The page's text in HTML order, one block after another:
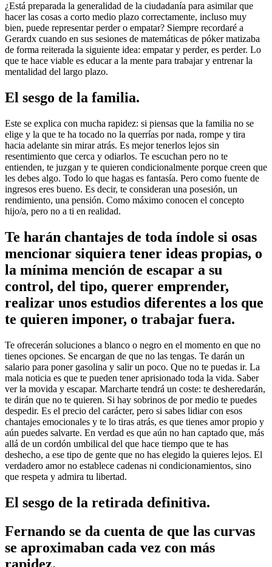
¿Está preparada la generalidad de la ciudadanía para asimilar que
hacer las cosas a corto medio plazo correctamente, incluso muy
bien, puede representar perder o empatar? Siempre recordaré a
Gerardx cuando en sus sesiones de matemáticas de póker matizaba
de forma reiterada la siguiente idea: empatar y perder, es perder. Lo
que te hace viable es educar a la mente para trabajar y entrenar la
mentalidad del largo plazo.
El sesgo de la familia.
Este se explica con mucha rapidez: si piensas que la familia no se
elige y la que te ha tocado no la querrías por nada, rompe y tira
hacia adelante sin mirar atrás. Es mejor tenerlos lejos sin
resentimiento que cerca y odiarlos. Te escuchan pero no te
entienden, te juzgan y te quieren condicionalmente porque creen que
les debes algo. Todo lo que hagas es fantasía. Pero como fuente de
ingresos eres bueno. Es decir, te consideran una posesión, un
rendimiento, una pensión. Como máximo conocen el concepto
hijo/a, pero no a ti en realidad.
Te harán chantajes de toda índole si osas
mencionar siquiera tener ideas propias, o
la mínima mención de escapar a su
control, del tipo, querer emprender,
realizar unos estudios diferentes a los que
te quieren imponer, o trabajar fuera.
Te ofrecerán soluciones a blanco o negro en el momento en que no
tienes opciones. Se encargan de que no las tengas. Te darán un
salario para poner gasolina y salir un poco. Que no te puedas ir. La
mala noticia es que te pueden tener aprisionado toda la vida. Saber
ver la movida y escapar. Marcharte tendrá un coste: te desheredarán,
te dirán que no te quieren. Si hay sobrinos de por medio te puedes
despedir. Es el precio del carácter, pero si sabes lidiar con esos
chantajes emocionales y te lo tiras atrás, es que tienes amor propio y
aún puedes salvarte. En verdad es que aún no han captado que, más
allá de un cordón umbilical del que hace tiempo que te has
deshecho, a ese tipo de gente que no has elegido la quieres lejos. El
verdadero amor no establece cadenas ni condicionamientos, sino
que respeta y admira tu libertad.
El sesgo de la retirada definitiva.
Fernando se da cuenta de que las curvas
se aproximaban cada vez con más
rapidez.